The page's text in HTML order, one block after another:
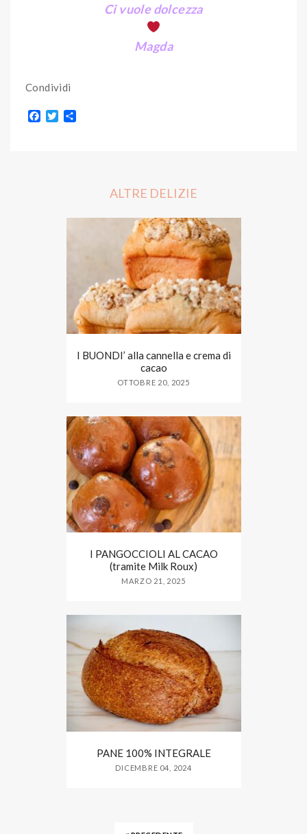
Ci vuole dolcezza
Magda
Condividi
T
ALTRE DELIZIE
I BUONDI’ alla cannella e crema di
cacao
OTTOBRE 20, 2025
I PANGOCCIOLI AL CACAO
(tramite Milk Roux)
MARZO 21, 2025
PANE 100% INTEGRALE
DICEMBRE 04, 2024